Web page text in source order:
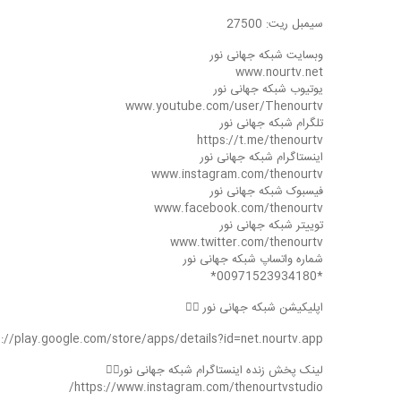
سیمبل ریت: 27500
وبسایت شبکه جهانی نور
www.nourtv.net
یوتیوب شبکه جهانی نور
www.youtube.com/user/Thenourtv
تلگرام شبکه جهانی نور
https://t.me/thenourtv
اینستاگرام شبکه جهانی نور
www.instagram.com/thenourtv
فیسبوک شبکه جهانی نور
www.facebook.com/thenourtv
توییتر شبکه جهانی نور
www.twitter.com/thenourtv
شماره واتساپ شبکه جهانی نور
*00971523934180*
اپلیکیشن شبکه جهانی نور 👇🏻
play.google.com/store/apps/details?id=net.nourtv.app
لینک پخش زنده اینستاگرام شبکه جهانی نور👇🏻
https://www.instagram.com/thenourtvstudio/